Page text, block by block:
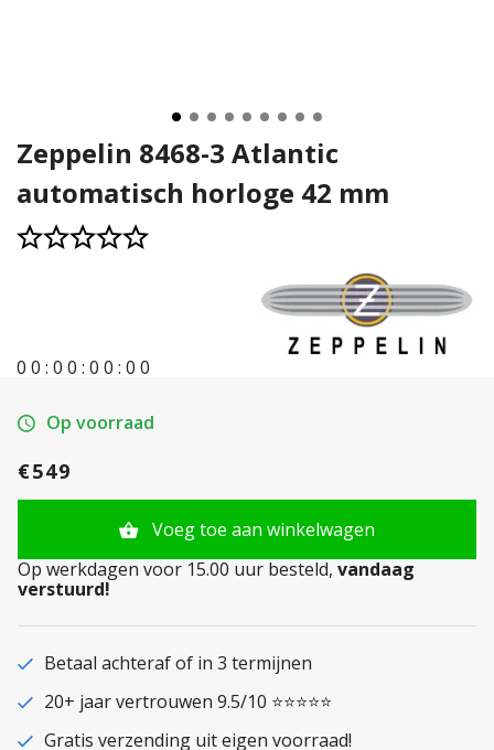
Zeppelin 8468-3 Atlantic
automatisch horloge 42 mm
0 0 : 0 0 : 0 0 : 0 0
Op voorraad
€549
Voeg toe aan winkelwagen
Op werkdagen voor 15.00 uur besteld, vandaag
verstuurd!
Betaal achteraf of in 3 termijnen
20+ jaar vertrouwen 9.5/10 ⭐⭐⭐⭐⭐
Gratis verzending uit eigen voorraad!